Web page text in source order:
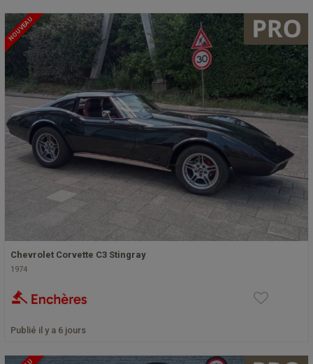
NOUVEAU
Chevrolet Corvette C3 Stingray
1974
Publié il y a 6 jours